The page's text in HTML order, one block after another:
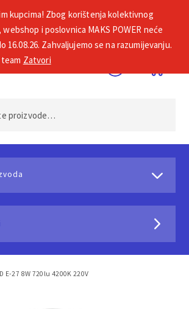
575
E-27 8W 720lu 4200K 220V
kupcima! Zbog korištenja kolektivnog
i poslovnica MAKS POWER neće
16.08.26. Zahvaljujemo se na razumijevanju.
team Zatvori